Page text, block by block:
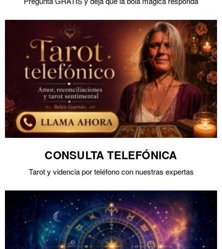
CONSULTA TELEFÓNICA
Tarot y videncia por teléfono con nuestras expertas